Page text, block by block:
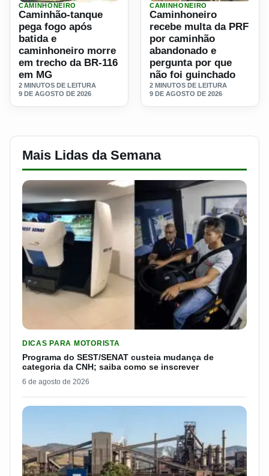
Ler materia: Caminhão-tanque pega fogo após batida e
CAMINHONEIRO
Caminhão-tanque
pega fogo após
batida e
caminhoneiro morre
em trecho da BR-116
em MG
2 MINUTOS DE LEITURA
9 DE AGOSTO DE 2026
Ler materia: Caminhoneiro
CAMINHONEIRO
Caminhoneiro
recebe multa da PRF
por caminhão
abandonado e
pergunta por que
não foi guinchado
2 MINUTOS DE LEITURA
9 DE AGOSTO DE 2026
Mais Lidas da Semana
DICAS PARA MOTORISTA
Programa do SEST/SENAT custeia mudança de
categoria da CNH; saiba como se inscrever
6 de agosto de 2026